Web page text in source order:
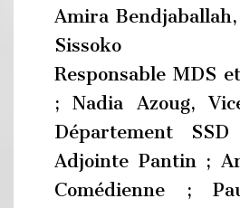
Amira
Sissoko
Responsable MDS
; Nadia Azoug,
Département
Adjointe Pantin ;
Comédienne ;